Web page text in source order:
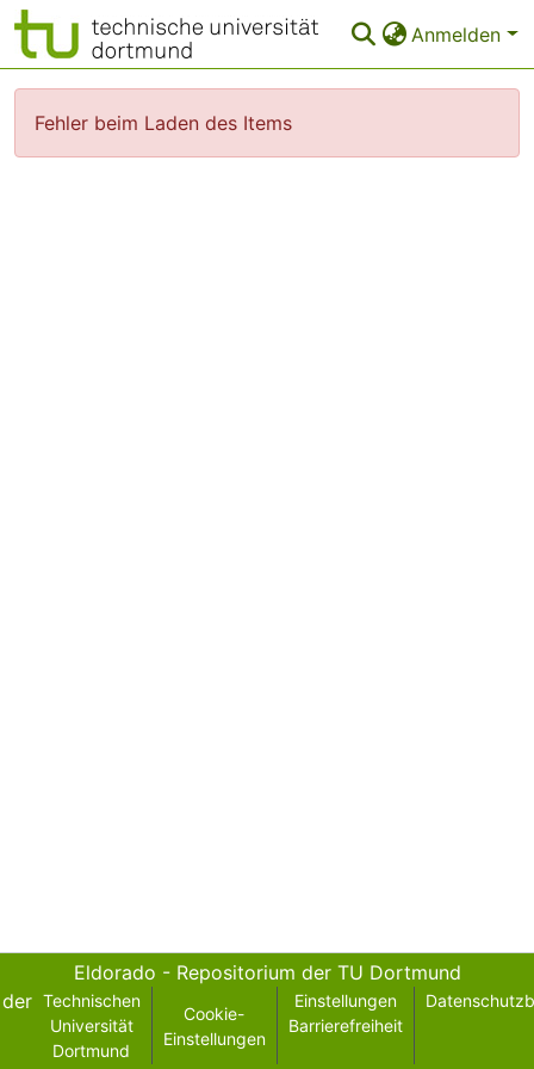
Anmelden
FAQ
Fehler beim Laden des Items
Eldorado - Repositorium der TU Dortmund
der Technischen
Universität
Dortmund
Cookie-
Einstellungen
Einstellungen
Barrierefreiheit